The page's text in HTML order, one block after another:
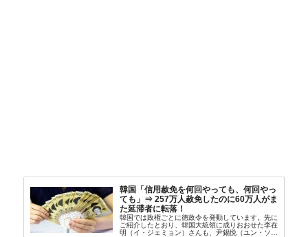
韓国「信用赦免を何回やっても、何回やっ
ても」⇒ 257万人赦免したのに60万人がま
た延滞者に転落！
韓国では政権ごとに徳政令を発動しています。先に
ご紹介したとおり、韓国大統領に成りおおせた李在
明（イ・ジェミョン）さんも、尹錫悦（ユン・ソギ